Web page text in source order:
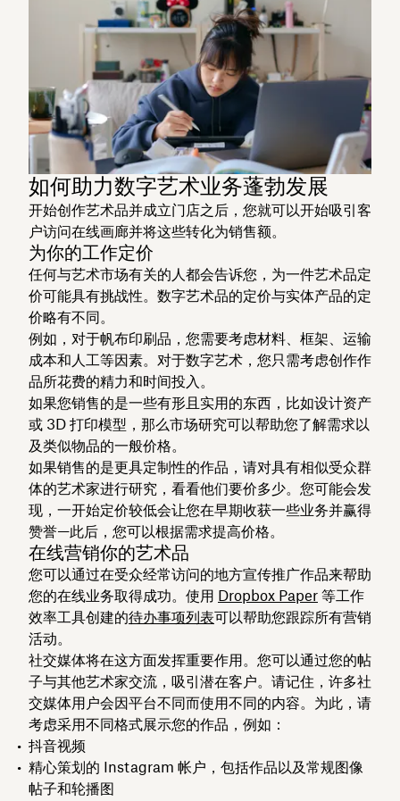
如何助力数字艺术业务蓬勃发展
开始创作艺术品并成立门店之后，您就可以开始吸引客
户访问在线画廊并将这些转化为销售额。
为你的工作定价
任何与艺术市场有关的人都会告诉您，为一件艺术品定
价可能具有挑战性。数字艺术品的定价与实体产品的定
价略有不同。
例如，对于帆布印刷品，您需要考虑材料、框架、运输
成本和人工等因素。对于数字艺术，您只需考虑创作作
品所花费的精力和时间投入。
如果您销售的是一些有形且实用的东西，比如设计资产
或 3D 打印模型，那么市场研究可以帮助您了解需求以
及类似物品的一般价格。
如果销售的是更具定制性的作品，请对具有相似受众群
体的艺术家进行研究，看看他们要价多少。您可能会发
现，一开始定价较低会让您在早期收获一些业务并赢得
赞誉—此后，您可以根据需求提高价格。
在线营销你的艺术品
您可以通过在受众经常访问的地方宣传推广作品来帮助
您的在线业务取得成功。使用 Dropbox Paper 等工作
效率工具创建的待办事项列表可以帮助您跟踪所有营销
活动。
社交媒体将在这方面发挥重要作用。您可以通过您的帖
子与其他艺术家交流，吸引潜在客户。请记住，许多社
交媒体用户会因平台不同而使用不同的内容。为此，请
考虑采用不同格式展示您的作品，例如：
抖音视频
精心策划的 Instagram 帐户，包括作品以及常规图像
帖子和轮播图